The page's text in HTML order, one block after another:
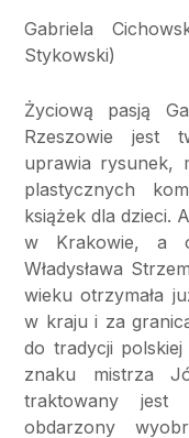
Gabriela
Stykowski)
Życiową pasją
Rzeszowie jest
uprawia rysunek,
plastycznych
książek dla dzieci.
w Krakowie, a
Władysława
wieku otrzymała
w kraju i za
do tradycji polskiej
znaku mistrza
traktowany jest
obdarzony